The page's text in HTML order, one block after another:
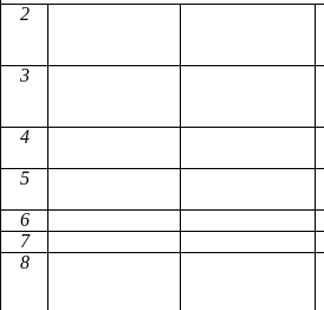
2
3
4
5
6
7
8